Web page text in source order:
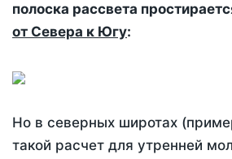
полоска рассвета
от Севера к Югу:
Но в северных широтах
такой расчет для утренней